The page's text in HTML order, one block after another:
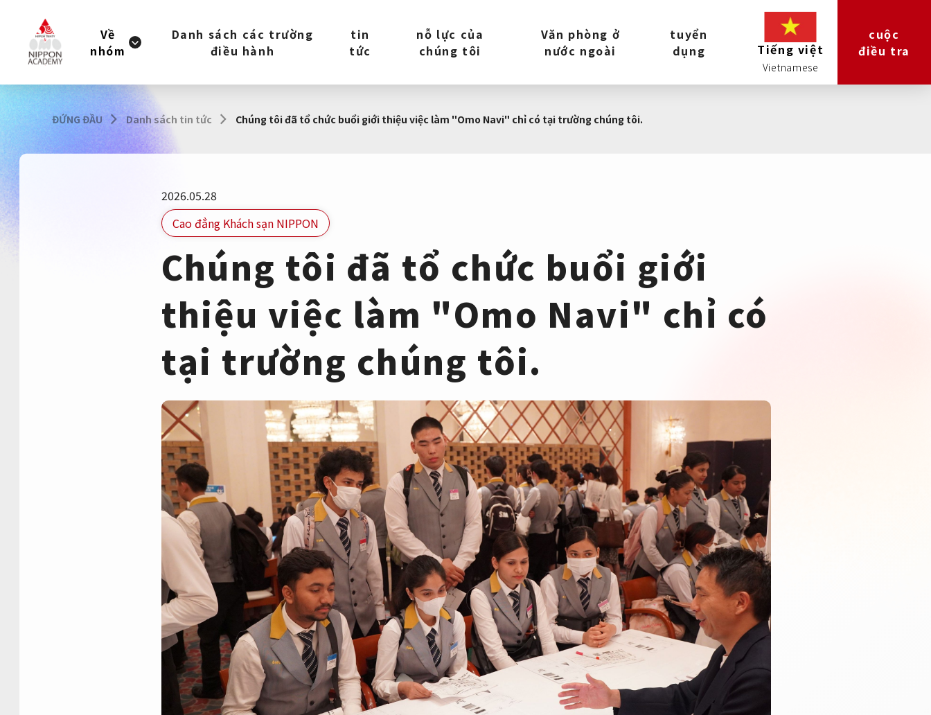
Về
nhóm
Danh sách các trường
điều hành
tin
tức
nỗ lực của
chúng tôi
Văn phòng ở
nước ngoài
tuyển
dụng
Tiếng việt
cuộc
điều tra
ĐỨNG ĐẦU Danh sách tin tức Chúng tôi đã tổ chức buổi giới thiệu việc làm "Omo Navi" chỉ có tại trường chúng tôi.
2026.05.28
Cao đẳng Khách sạn NIPPON
Chúng tôi đã tổ chức buổi giới
thiệu việc làm "Omo Navi" chỉ có
tại trường chúng tôi.